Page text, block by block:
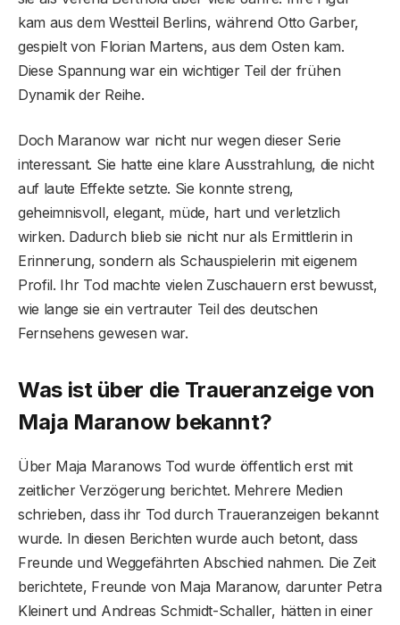
kam aus dem Westteil Berlins, während Otto Garber,
gespielt von Florian Martens, aus dem Osten kam.
Diese Spannung war ein wichtiger Teil der frühen
Dynamik der Reihe.
Doch Maranow war nicht nur wegen dieser Serie
interessant. Sie hatte eine klare Ausstrahlung, die nicht
auf laute Effekte setzte. Sie konnte streng,
geheimnisvoll, elegant, müde, hart und verletzlich
wirken. Dadurch blieb sie nicht nur als Ermittlerin in
Erinnerung, sondern als Schauspielerin mit eigenem
Profil. Ihr Tod machte vielen Zuschauern erst bewusst,
wie lange sie ein vertrauter Teil des deutschen
Fernsehens gewesen war.
Was ist über die Traueranzeige von
Maja Maranow bekannt?
Über Maja Maranows Tod wurde öffentlich erst mit
zeitlicher Verzögerung berichtet. Mehrere Medien
schrieben, dass ihr Tod durch Traueranzeigen bekannt
wurde. In diesen Berichten wurde auch betont, dass
Freunde und Weggefährten Abschied nahmen. Die Zeit
berichtete, Freunde von Maja Maranow, darunter Petra
Kleinert und Andreas Schmidt-Schaller, hätten in einer